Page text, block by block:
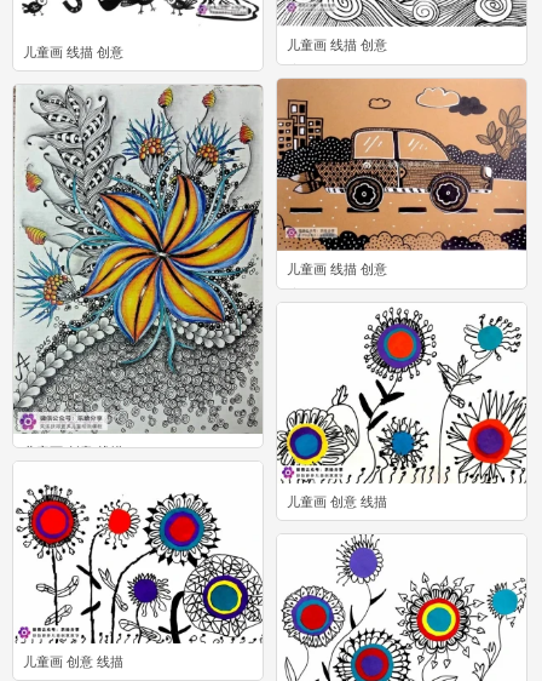
儿童画 线描 创意
1
儿童画 线描 创意
0
儿童画 创意 线描
儿童画 线描 创意
0
儿童画 创意 线描
0
儿童画 创意 线描